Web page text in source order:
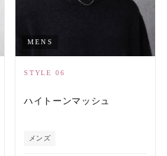
MENS
STYLE 06
ハイトーンマッシュ
メンズ